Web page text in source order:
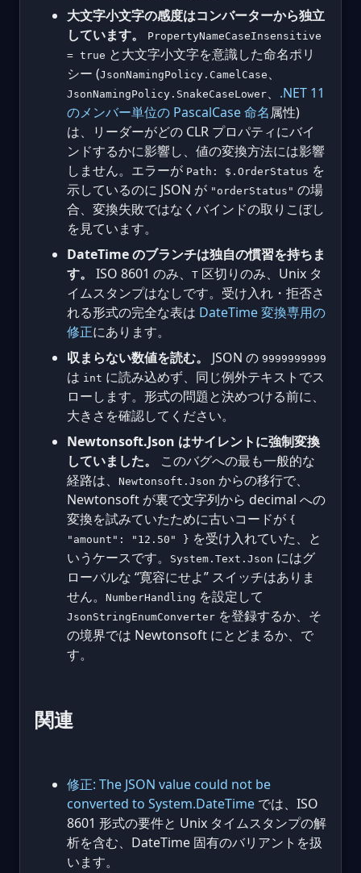
大文字小文字の感度はコンバーターから独立
しています。
PropertyNameCaseInsensitive
= true と大文字小文字を意識した命名ポリ
シー (JsonNamingPolicy.CamelCase 、
JsonNamingPolicy.SnakeCaseLower、 .NET 11
のメンバー単位の PascalCase 命名属性)
は、リーダーがどの CLR プロパティにバイ
ンドするかに影響し、値の変換方法には影響
しません。エラーが Path: $.OrderStatus を
示しているのに JSON が "orderStatus" の場
合、変換失敗ではなくバインドの取りこぼし
を見ています。
DateTime のブランチは独自の慣習を持ちま
す。
ISO 8601 のみ、 T 区切りのみ、Unix タ
イムスタンプはなしです。受け入れ・拒否さ
れる形式の完全な表は DateTime 変換専用の
修正にあります。
収まらない数値を読む。
JSON の 9999999999
は int に読み込めず、同じ例外テキストでス
ローします。形式の問題と決めつける前に、
大きさを確認してください。
Newtonsoft.Json はサイレントに強制変換
していました。
このバグへの最も一般的な
経路は、
Newtonsoft.Json からの移行で、
Newtonsoft が裏で文字列から decimal への
変換を試みていたために古いコードが {
"amount": "12.50" } を受け入れていた、と
いうケースです。
System.Text.Json にはグ
ローバルな “寛容にせよ” スイッチはありま
せん。
NumberHandling を設定して
JsonStringEnumConverter を登録するか、そ
の境界では Newtonsoft にとどまるか、で
す。
関連
修正: The JSON value could not be
converted to System.DateTime では、ISO
8601 形式の要件と Unix タイムスタンプの解
析を含む、DateTime 固有のバリアントを扱
います。